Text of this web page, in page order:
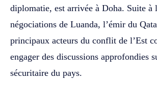
diplomatie, est arrivée à Doha. Suite à
négociations de Luanda, l’émir du
principaux acteurs du conflit de l’Est
engager des discussions approfondies
sécuritaire du pays.